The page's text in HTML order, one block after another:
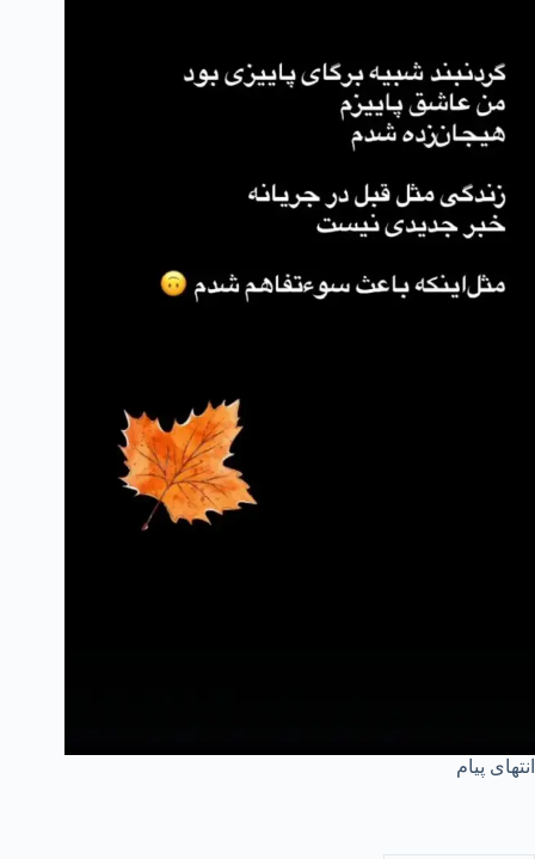
انتهای پیام